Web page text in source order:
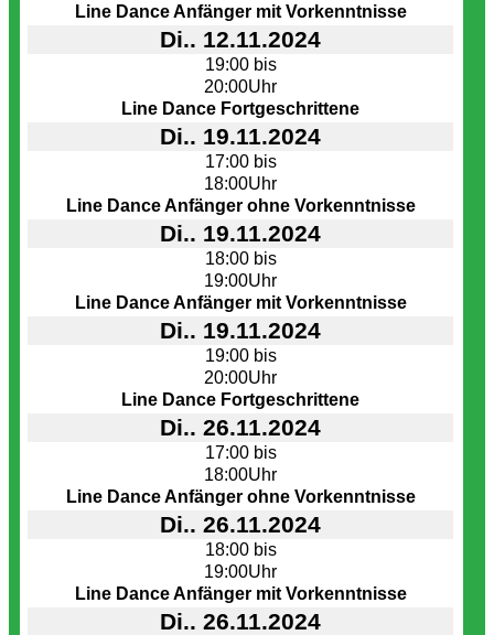
Line Dance Anfänger mit Vorkenntnisse
Di.. 12.11.2024
19:00 bis
20:00Uhr
Line Dance Fortgeschrittene
Di.. 19.11.2024
17:00 bis
18:00Uhr
Line Dance Anfänger ohne Vorkenntnisse
Di.. 19.11.2024
18:00 bis
19:00Uhr
Line Dance Anfänger mit Vorkenntnisse
Di.. 19.11.2024
19:00 bis
20:00Uhr
Line Dance Fortgeschrittene
Di.. 26.11.2024
17:00 bis
18:00Uhr
Line Dance Anfänger ohne Vorkenntnisse
Di.. 26.11.2024
18:00 bis
19:00Uhr
Line Dance Anfänger mit Vorkenntnisse
Di.. 26.11.2024